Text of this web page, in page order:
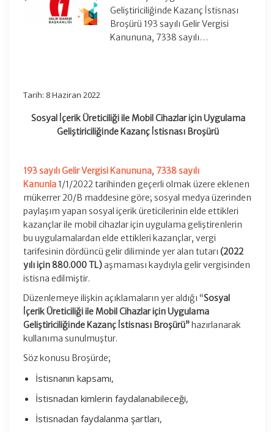
Geliştiriciliğinde Kazanç İstisnası
Broşürü 193 sayılı Gelir Vergisi
Kanununa, 7338 sayılı…
Tarih: 8 Haziran 2022
Sosyal İçerik Üreticiliği ile Mobil Cihazlar için Uygulama
Geliştiriciliğinde Kazanç İstisnası Broşürü
193 sayılı Gelir Vergisi Kanununa, 7338 sayılı
Kanunla 1/1/2022 tarihinden geçerli olmak üzere eklenen
mükerrer 20/B maddesine göre; sosyal medya üzerinden
paylaşım yapan sosyal içerik üreticilerinin elde ettikleri
kazançlar ile mobil cihazlar için uygulama geliştirenlerin
bu uygulamalardan elde ettikleri kazançlar, vergi
tarifesinin dördüncü gelir diliminde yer alan tutarı (2022
yılı için 880.000 TL)aşmaması kaydıyla gelir vergisinden
istisna edilmiştir.
Düzenlemeye ilişkin açıklamaların yer aldığı “Sosyal
İçerik Üreticiliği ile Mobil Cihazlar için Uygulama
Geliştiriciliğinde Kazanç İstisnası Broşürü”hazırlanarak
kullanıma sunulmuştur.
Söz konusu Broşürde;
İstisnanın kapsamı,
İstisnadan kimlerin faydalanabileceği,
İstisnadan faydalanma şartları,